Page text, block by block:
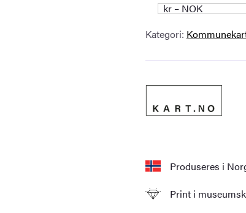
kr – NOK
Kategori:
Produseres i
Print i